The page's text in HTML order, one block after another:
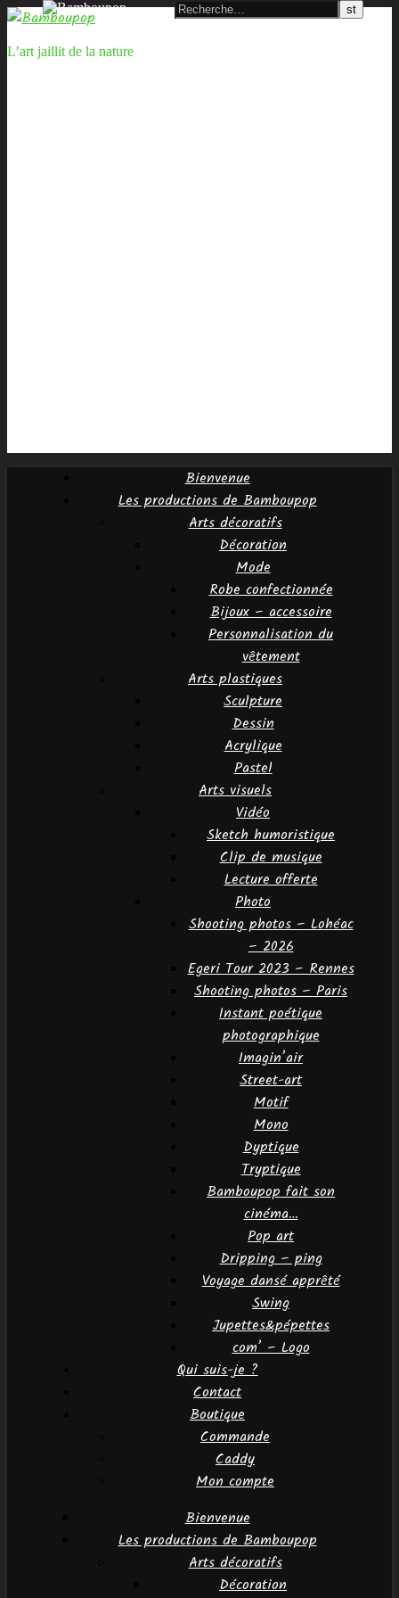
L’art jaillit de la nature
Bienvenue
Les productions de Bamboupop
Arts décoratifs
Décoration
Mode
Robe confectionnée
Bijoux – accessoire
Personnalisation du
vêtement
Arts plastiques
Sculpture
Dessin
Acrylique
Pastel
Arts visuels
Vidéo
Sketch humoristique
Clip de musique
Lecture offerte
Photo
Shooting photos – Lohéac
– 2026
Egeri Tour 2023 – Rennes
Shooting photos – Paris
Instant poétique
photographique
Imagin’air
Street-art
Motif
Mono
Dyptique
Tryptique
Bamboupop fait son
cinéma…
Pop art
Dripping – ping
Voyage dansé apprêté
Swing
Jupettes&pépettes
com’ – Logo
Qui suis-je ?
Contact
Boutique
Commande
Caddy
Mon compte
Bienvenue
Les productions de Bamboupop
Arts décoratifs
Décoration